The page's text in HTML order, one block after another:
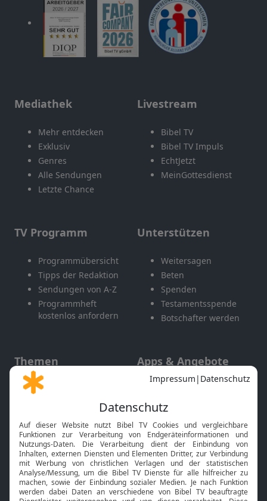
Mediathek
Mehr entdecken
Exklusiv
Genres
Alle Sendungen
Letzte Chance
Livestream
Bibel TV
Bibel TV Impuls
EchtJetzt
MeinGottesdienst
TV Programm
Programmübersicht
Tipps der Redaktion
Sendungen von A-Z
Programmheft
kostenlos anfordern
Unterstützen
Weitersagen
Beten
Spenden
Testamentsspende
Botschafter werden
Themen
Gott und Bibel erklärt
Neuigkeiten
Apps & Angebote
Mobile App
Smart TV
HbbTV
Bibelthek Online-Bibel
Nächster Gottesdienst